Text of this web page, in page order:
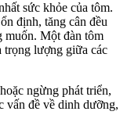
sức khỏe của tôm.
định, tăng cân đều
muốn. Một đàn tôm
trọng lượng giữa các
ngừng phát triển,
vấn đề về dinh dưỡng,